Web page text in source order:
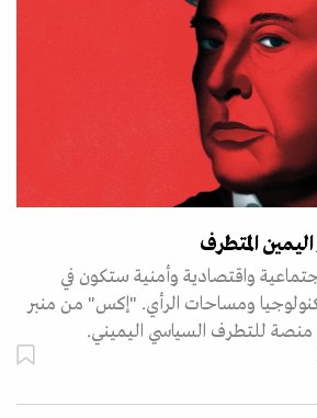
المتطرف
واقتصادية وأمنية ستكون في
ومساحات الرأي. "إكس" من منبر
منصة للتطرف السياسي اليميني.